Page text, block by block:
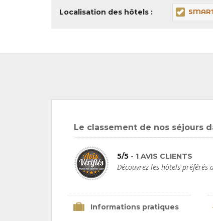
Localisation des hôtels :
Le classement de nos séjours
5/5 - 1 AVIS CLIENTS
Découvrez les hôtels préférés
Informations pratiques